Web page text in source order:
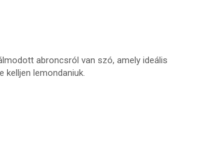
abroncsról van szó, amely ideális
kelljen lemondaniuk.